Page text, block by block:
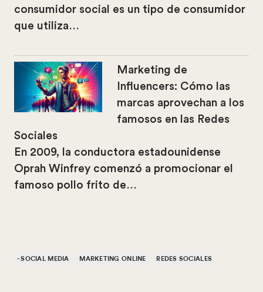
consumidor social es un tipo de consumidor
que utiliza…
Marketing de
Influencers: Cómo las
marcas aprovechan a los
famosos en las Redes
Sociales
En 2009, la conductora estadounidense
Oprah Winfrey comenzó a promocionar el
famoso pollo frito de…
- SOCIAL MEDIA MARKETING ONLINE REDES SOCIALES